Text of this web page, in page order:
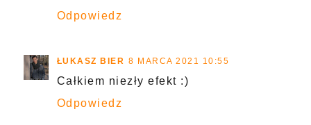
Odpowiedz
ŁUKASZ BIER 8 MARCA 2021 10:55
Całkiem niezły efekt :)
Odpowiedz